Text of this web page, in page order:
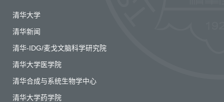
清华大学
清华新闻
清华-IDG/麦戈文脑科学研究院
清华大学医学院
清华合成与系统生物学中心
清华大学药学院